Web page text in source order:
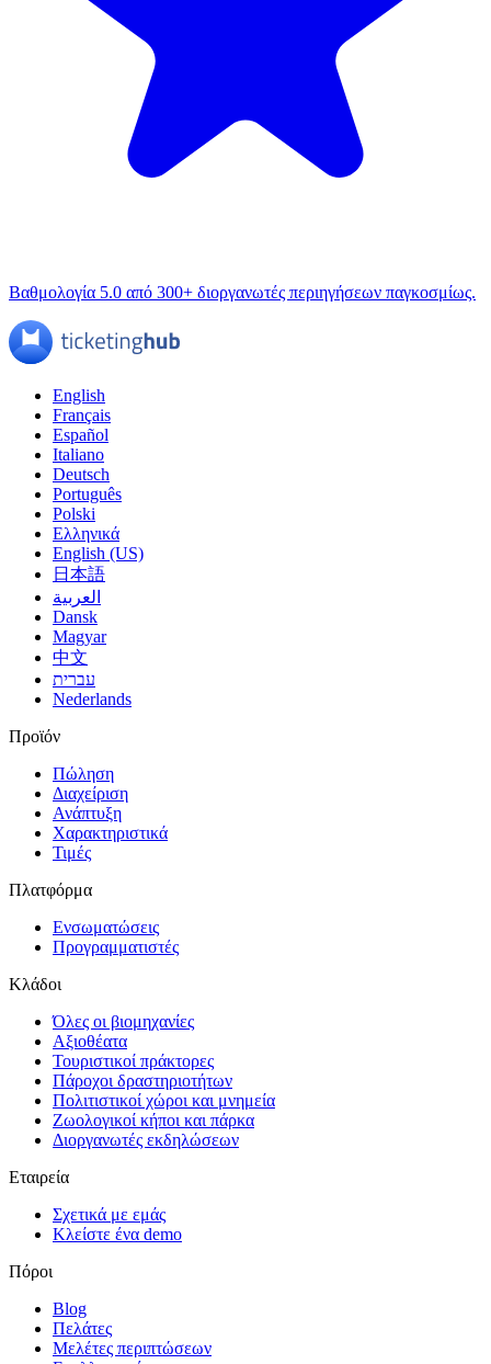
Βαθμολογία 5.0 από 300+ διοργανωτές περιηγήσεων παγκοσμίως.
English
Français
Español
Italiano
Deutsch
Português
Polski
Ελληνικά
English (US)
日本語
العربية
Dansk
Magyar
中文
עברית
Nederlands
Προϊόν
Πώληση
Διαχείριση
Ανάπτυξη
Χαρακτηριστικά
Τιμές
Πλατφόρμα
Ενσωματώσεις
Προγραμματιστές
Κλάδοι
Όλες οι βιομηχανίες
Αξιοθέατα
Τουριστικοί πράκτορες
Πάροχοι δραστηριοτήτων
Πολιτιστικοί χώροι και μνημεία
Ζωολογικοί κήποι και πάρκα
Διοργανωτές εκδηλώσεων
Εταιρεία
Σχετικά με εμάς
Κλείστε ένα demo
Πόροι
Blog
Πελάτες
Μελέτες περιπτώσεων